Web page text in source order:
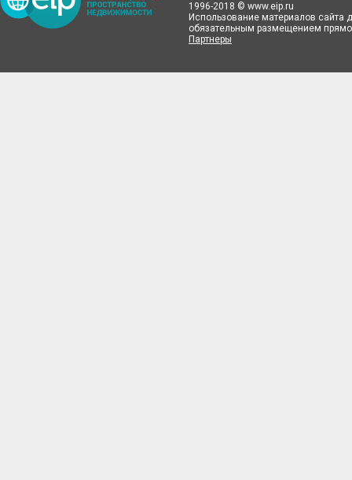
1996-2018 © www.eip.ru
Использование материалов сайта
обязательным размещением
Партнеры